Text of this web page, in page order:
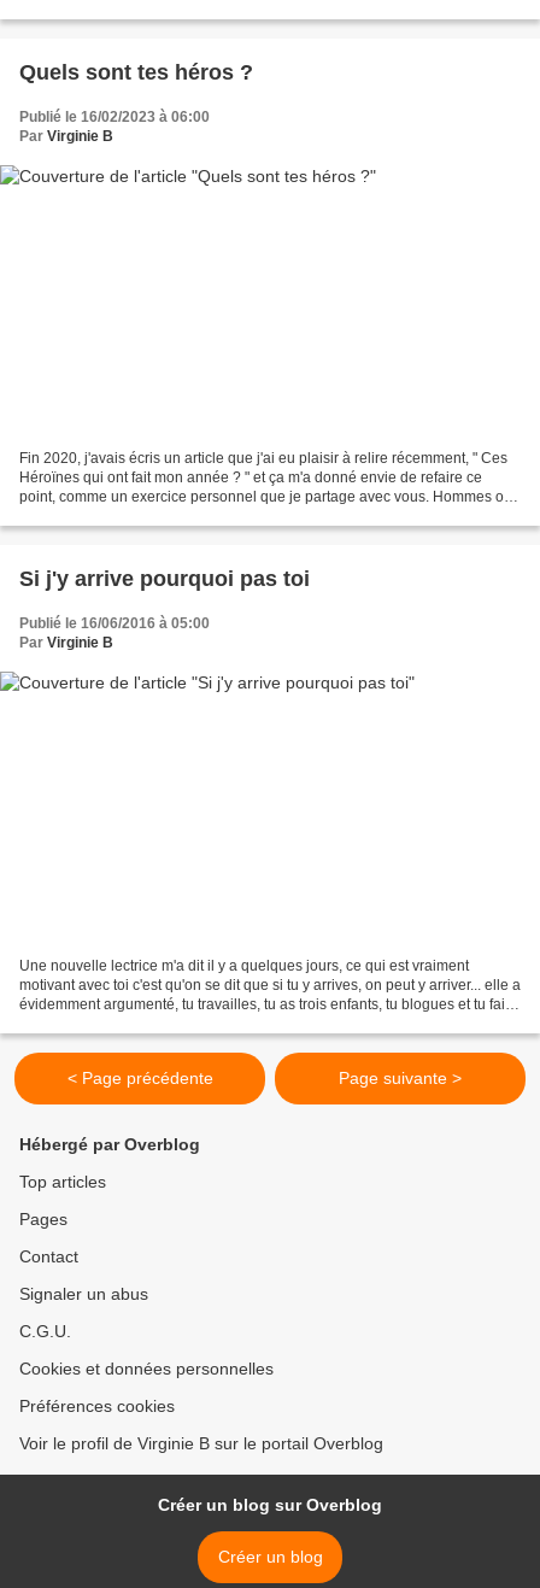
Quels sont tes héros ?
Publié le 16/02/2023 à 06:00
Par Virginie B
Fin 2020, j'avais écris un article que j'ai eu plaisir à relire récemment, " Ces
Héroïnes qui ont fait mon année ? " et ça m'a donné envie de refaire ce
point, comme un exercice personnel que je partage avec vous. Hommes ou
Si j'y arrive pourquoi pas toi
Publié le 16/06/2016 à 05:00
Par Virginie B
Une nouvelle lectrice m'a dit il y a quelques jours, ce qui est vraiment
motivant avec toi c'est qu'on se dit que si tu y arrives, on peut y arriver... elle a
évidemment argumenté, tu travailles, tu as trois enfants, tu blogues et tu fais
< Page précédente Page suivante >
Hébergé par Overblog
Top articles
Pages
Contact
Signaler un abus
C.G.U.
Cookies et données personnelles
Préférences cookies
Voir le profil de Virginie B sur le portail Overblog
Créer un blog sur Overblog
Créer un blog